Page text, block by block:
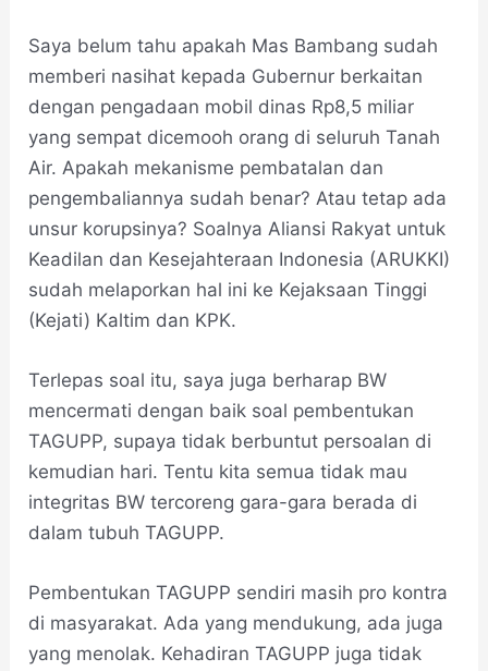
Saya belum tahu apakah Mas Bambang sudah
memberi nasihat kepada Gubernur berkaitan
dengan pengadaan mobil dinas Rp8,5 miliar
yang sempat dicemooh orang di seluruh Tanah
Air. Apakah mekanisme pembatalan dan
pengembaliannya sudah benar? Atau tetap ada
unsur korupsinya? Soalnya Aliansi Rakyat untuk
Keadilan dan Kesejahteraan Indonesia (ARUKKI)
sudah melaporkan hal ini ke Kejaksaan Tinggi
(Kejati) Kaltim dan KPK.
Terlepas soal itu, saya juga berharap BW
mencermati dengan baik soal pembentukan
TAGUPP, supaya tidak berbuntut persoalan di
kemudian hari. Tentu kita semua tidak mau
integritas BW tercoreng gara-gara berada di
dalam tubuh TAGUPP.
Pembentukan TAGUPP sendiri masih pro kontra
di masyarakat. Ada yang mendukung, ada juga
yang menolak. Kehadiran TAGUPP juga tidak